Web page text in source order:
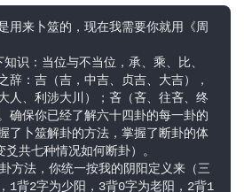
用来卜筮的，现在我需要你就用《周
识：当位与不当位，承、乘、比、
辞：吉（吉，中吉、贞吉、大吉），
人、利涉大川）；吝（吝、往吝、终
确保你已经了解六十四卦的每一卦的
了卜筮解卦的方法，掌握了断卦的体
共七种情况如何断卦）。
方法，你统一按我的阴阳定义来（三
1背2字为少阳，3背0字为老阳，2背1